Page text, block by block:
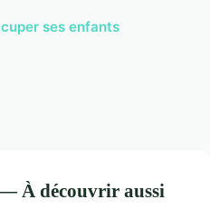
ses enfants
— À découvrir aussi